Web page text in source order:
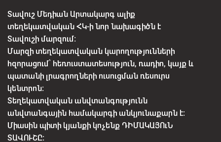
Տավուշ Մեդիան Արտակարգ ալիք
տեղեկատվական ՀԿ-ի նոր նախագիծն է
Տավուշի մարզում:
Մարզի տեղեկատվական կարողությունների
հզորացում՝ հեռուստատեսություն, ռադիո, կայք և
պատանի լրագրողների ուսուցման ռեսուրս
կենտրոն:
Տեղեկատվական անվտանգությունն
անվտանգային համակարգի անկյունաքարն է:
Միասին պիտի կյանքի կոչենք ԴԻՄԱԿԱՅՈւՆ
ՏԱՎՈՒՇԸ: